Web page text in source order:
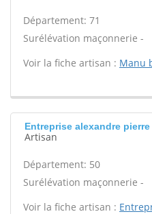
Département: 71
Surélévation maçonnerie -
Voir la fiche artisan : Manu
Entreprise alexandre
Artisan
Département: 50
Surélévation maçonnerie -
Voir la fiche artisan :